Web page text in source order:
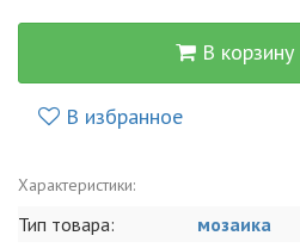
В корзину
В избранное
Характеристики:
Тип товара:
мозаика